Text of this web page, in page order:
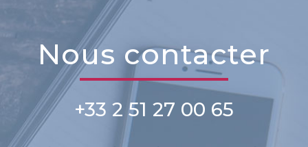
nous contacter
+33 2 51 27 00 65